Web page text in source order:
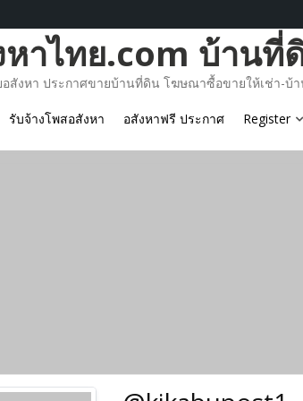
หาไทย.com บ้านที่
สังหา ประกาศขายบ้านที่ดิน โฆษณาซื้อขายให้เช่า-บ้
รับจ้างโพสอสังหา อสังหาฟรี ประกาศ Register